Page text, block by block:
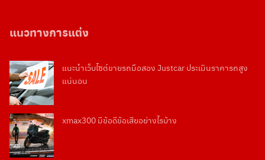
แนวทางการแต่ง
แนะนำเว็บไซต์ขายรถมือสอง Justcar ประเมินราคารถสูง
แน่นอน
xmax300 มีข้อดีข้อเสียอย่างไรบ้าง